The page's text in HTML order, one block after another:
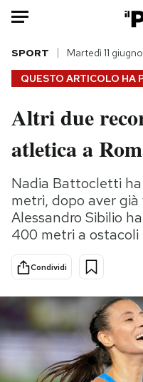
HOME
Italia
Politica
Tecnologia
Internet
Scienza
Cultura
Economia
PODCAST
QUESTO ARTICOLO HA
SPORT Martedì 11
Altri due
atletica a
Nadia Battocletti
metri, dopo aver
Alessandro Sibilio
400 metri a ostacoli
Condividi